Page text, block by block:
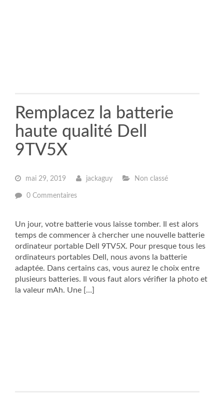
Remplacez la batterie
haute qualité Dell
9TV5X
mai 29, 2019 jackaguy Non classé
0 Commentaires
Un jour, votre batterie vous laisse tomber. Il est alors
temps de commencer à chercher une nouvelle batterie
ordinateur portable Dell 9TV5X. Pour presque tous les
ordinateurs portables Dell, nous avons la batterie
adaptée. Dans certains cas, vous aurez le choix entre
plusieurs batteries. Il vous faut alors vérifier la photo et
la valeur mAh. Une […]